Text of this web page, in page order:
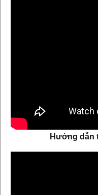
Hướng dẫn